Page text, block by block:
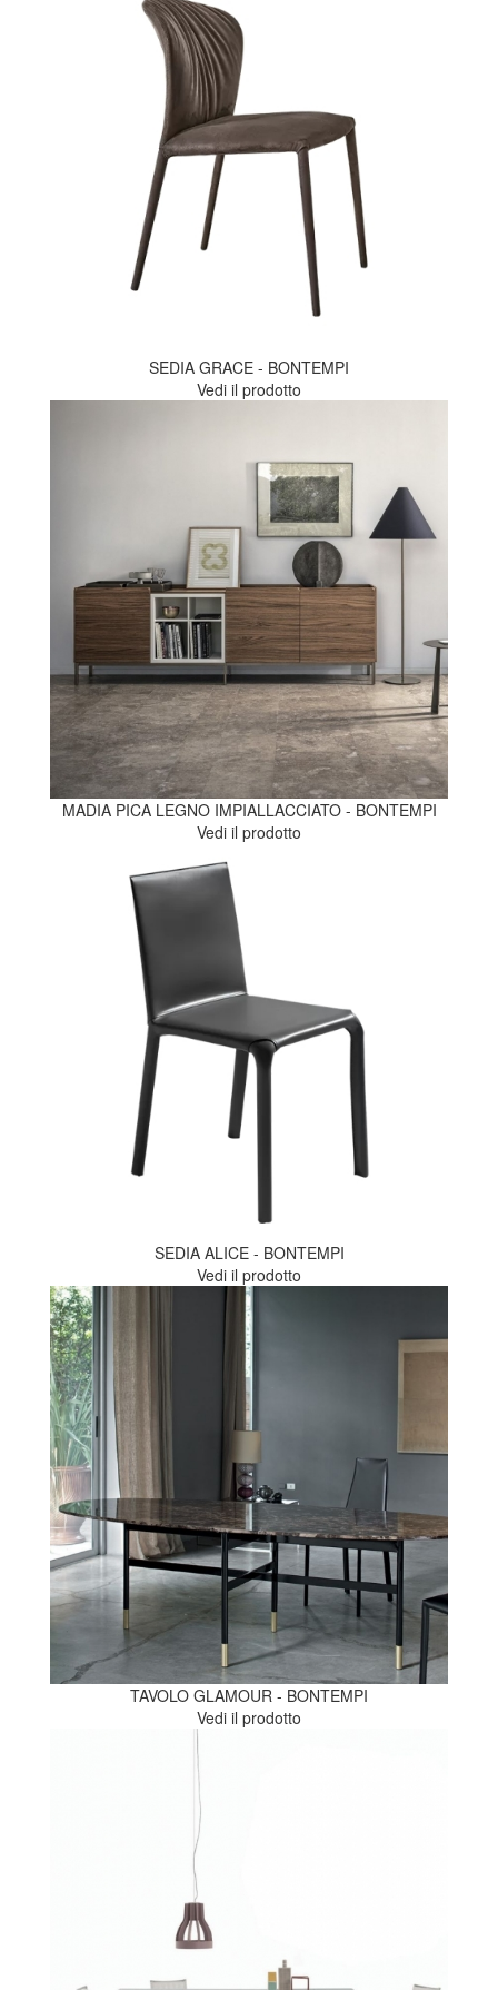
SEDIA GRACE - BONTEMPI
Vedi il prodotto
MADIA PICA LEGNO IMPIALLACCIATO - BONTEMPI
Vedi il prodotto
SEDIA ALICE - BONTEMPI
Vedi il prodotto
TAVOLO GLAMOUR - BONTEMPI
Vedi il prodotto